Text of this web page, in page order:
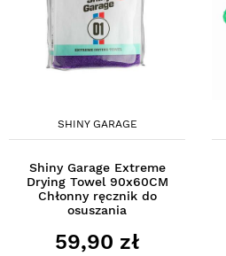
SHINY GARAGE
Shiny Garage Extreme
Drying Towel 90x60CM
Chłonny ręcznik do
osuszania
59,90 zł